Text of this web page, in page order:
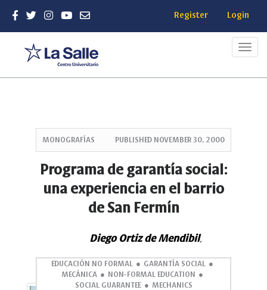
Register Login
MONOGRAFÍAS PUBLISHED NOVEMBER 30, 2000
Programa de garantía social:
una experiencia en el barrio
de San Fermín
Diego Ortiz de Mendibil,
EDUCACIÓN NO FORMAL
GARANTÍA SOCIAL
MECÁNICA
NON-FORMAL EDUCATION
SOCIAL GUARANTEE
MECHANICS